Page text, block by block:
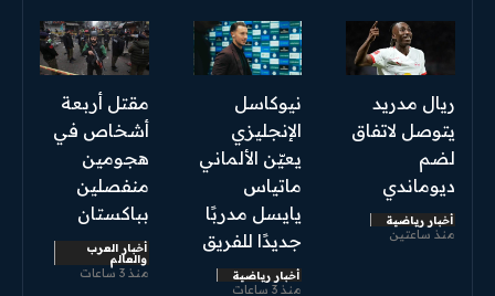
ريال مدريد
يتوصل لاتفاق
لضم
ديوماندي
أخبار رياضية
منذ ساعتين
نيوكاسل
الإنجليزي
يعيّن الألماني
ماتياس
يايسل مدربًا
جديدًا للفريق
أخبار رياضية
منذ 3 ساعات
مقتل أربعة
أشخاص في
هجومين
منفصلين
بباكستان
أخبار العرب
والعالم
منذ 3 ساعات